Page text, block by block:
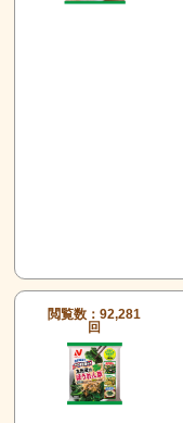
閲覧数：92,281
回